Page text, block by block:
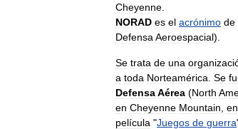
Cheyenne
NORAD es el acrónimo de
Defensa Aeroespacial).
Se trata de una
a toda Norteamérica Se
DefensaAérea (North
en Cheyenne Mountain en
película "Juegos de guerra